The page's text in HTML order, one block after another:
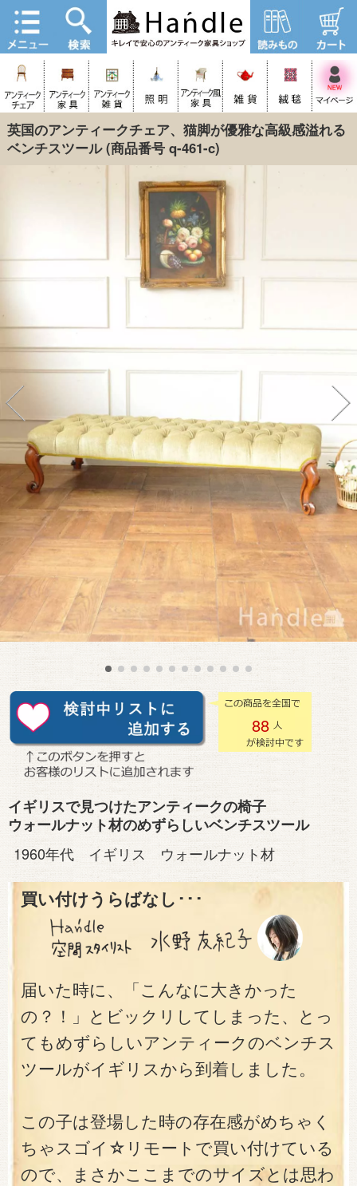
英国のアンティークチェア、猫脚が優雅な高級感溢れる
ベンチスツール(商品番号 q-461-c)
88
イギリスで見つけたアンティークの椅子
ウォールナット材のめずらしいベンチスツール
1960年代 イギリス ウォールナット材
買い付けうらばなし･･･
届いた時に、「こんなに大きかった
の？！」とビックリしてしまった、とっ
てもめずらしいアンティークのベンチス
ツールがイギリスから到着しました。
この子は登場した時の存在感がめちゃく
ちゃスゴイ☆リモートで買い付けている
ので、まさかここまでのサイズとは思わ